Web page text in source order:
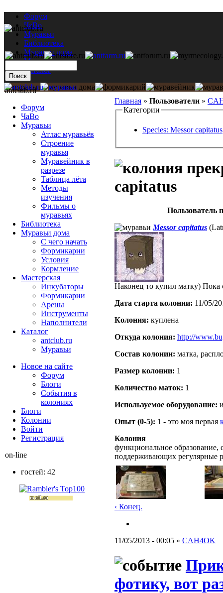
Форум
ЧаВо
Муравьи
Библиотека
Муравьи дома
Мастерская
Каталог
Главная » Пользователи »
Категории
Species: Messor capitatus
capitatus
Пользователь
Messor capitatus
Наконец то купил матку) Пока
Дата старта кoлонии: 11/05/
Кoлония: куплена
Откуда кoлония: http://
Состав кoлонии: матка,
Размер кoлонии: 1
Количество маток: 1
Используемое оборудование:
Опыт (0-5): 1 - это моя первая
Колония
функциональное образование,
поддерживающих регулярные
‹ Конец.
11/05/2013 - 00:05 » CAH4OK
фотику, вот
antclub.ru
Форум
ЧаВо
Муравьи
Атлас муравьёв
Строение
муравья
Муравейник в
разрезе
Таблица лёта
Методы
изучения
Фильмы о
муравьях
Библиотека
Муравьи дома
С чего начать
Формикарии
Условия
Кормление
Мастерская
Инкубаторы
Формикарии
Арены
Инструменты
Наполнители
Каталог
antclub.ru
Муравьи
Новое на сайте
Форум
Блоги
События в
колониях
Блоги
Колонии
Войти
Peгиcтpaция
on-line
гостей: 42